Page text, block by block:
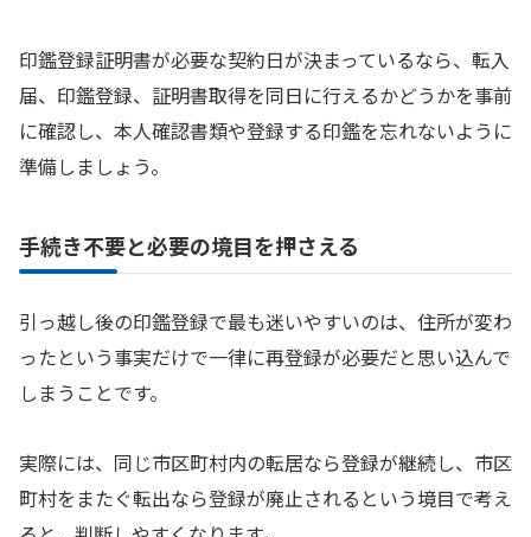
印鑑登録証明書が必要な契約日が決まっているなら、転入
届、印鑑登録、証明書取得を同日に行えるかどうかを事前
に確認し、本人確認書類や登録する印鑑を忘れないように
準備しましょう。
手続き不要と必要の境目を押さえる
引っ越し後の印鑑登録で最も迷いやすいのは、住所が変わ
ったという事実だけで一律に再登録が必要だと思い込んで
しまうことです。
実際には、同じ市区町村内の転居なら登録が継続し、市区
町村をまたぐ転出なら登録が廃止されるという境目で考え